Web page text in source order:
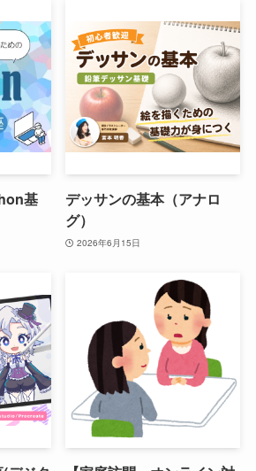
基
デッサンの基本（アナロ
グ）
2026年6月15日